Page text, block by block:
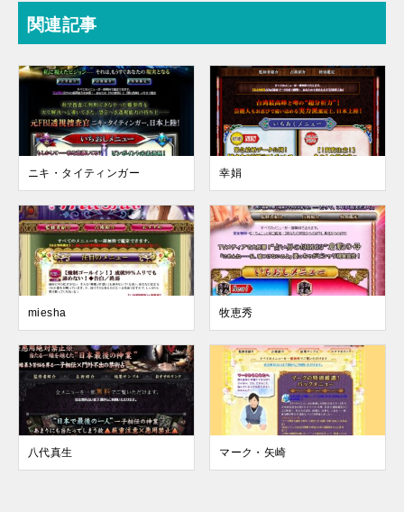
関連記事
ニキ・タイティンガー 幸娟
miesha 牧恵秀
八代真生 マーク・矢崎